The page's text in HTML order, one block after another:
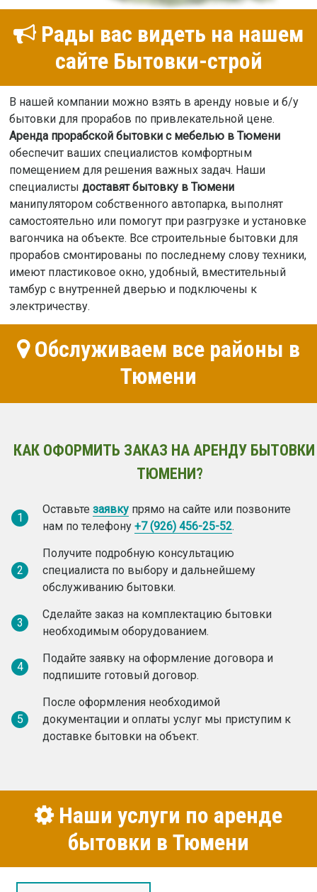
Рады вас видеть на нашем
сайте Бытовки-строй
В нашей компании можно взять в аренду новые и б/у
бытовки для прорабов по привлекательной цене.
Аренда прорабской бытовки с мебелью в Тюмени
обеспечит ваших специалистов комфортным
помещением для решения важных задач. Наши
специалисты доставят бытовку в Тюмени
манипулятором собственного автопарка, выполнят
самостоятельно или помогут при разгрузке и установке
вагончика на объекте. Все строительные бытовки для
прорабов смонтированы по последнему слову техники,
имеют пластиковое окно, удобный, вместительный
тамбур с внутренней дверью и подключены к
электричеству.
Обслуживаем все районы в
Тюмени
КАК ОФОРМИТЬ ЗАКАЗ НА АРЕНДУ БЫТОВКИ
ТЮМЕНИ?
1
Оставьте заявку прямо на сайте или позвоните
нам по телефону +7 (926) 456-25-52.
2
Получите подробную консультацию
специалиста по выбору и дальнейшему
обслуживанию бытовки.
3
Сделайте заказ на комплектацию бытовки
необходимым оборудованием.
4
Подайте заявку на оформление договора и
подпишите готовый договор.
5
После оформления необходимой
документации и оплаты услуг мы приступим к
доставке бытовки на объект.
Наши услуги по аренде
бытовки в Тюмени